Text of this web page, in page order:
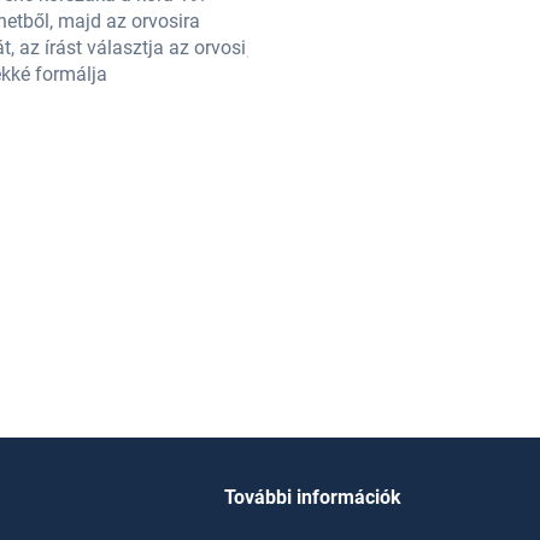
majd az orvosira
az írást választja az orvosi
formálja
További információk